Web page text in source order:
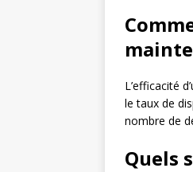
L’efficacité
le taux de
nombre de
Quels